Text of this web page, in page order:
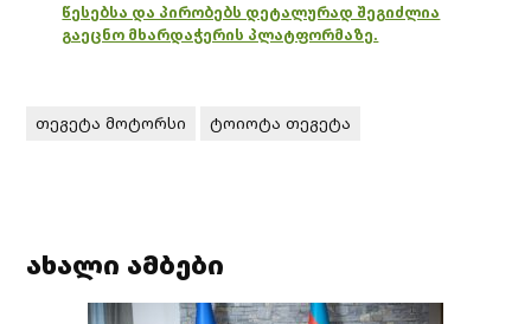
წესებსა და პირობებს დეტალურად შეგიძლია
გაეცნო მხარდაჭერის პლატფორმაზე.
თეგეტა მოტორსი ტოიოტა თეგეტა
ახალი ამბები